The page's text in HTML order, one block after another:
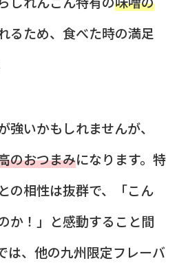
るため、食べた時の満足
強いかもしれませんが、
のおつまみになります。特
の相性は抜群で、「こん
か！」と感動すること間
は、他の九州限定フレーバ